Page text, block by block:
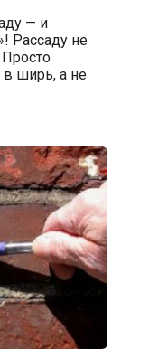
— и
Рассаду не
в ширь, а не